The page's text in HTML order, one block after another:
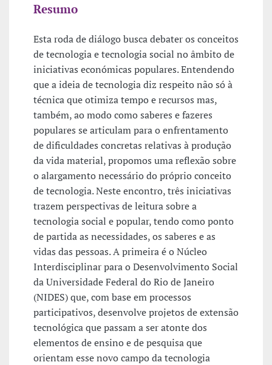
Resumo
Esta roda de diálogo busca debater os conceitos
de tecnologia e tecnologia social no âmbito de
iniciativas económicas populares. Entendendo
que a ideia de tecnologia diz respeito não só à
técnica que otimiza tempo e recursos mas,
também, ao modo como saberes e fazeres
populares se articulam para o enfrentamento
de dificuldades concretas relativas à produção
da vida material, propomos uma reflexão sobre
o alargamento necessário do próprio conceito
de tecnologia. Neste encontro, três iniciativas
trazem perspectivas de leitura sobre a
tecnologia social e popular, tendo como ponto
de partida as necessidades, os saberes e as
vidas das pessoas. A primeira é o Núcleo
Interdisciplinar para o Desenvolvimento Social
da Universidade Federal do Rio de Janeiro
(NIDES) que, com base em processos
participativos, desenvolve projetos de extensão
tecnológica que passam a ser atonte dos
elementos de ensino e de pesquisa que
orientam esse novo campo da tecnologia